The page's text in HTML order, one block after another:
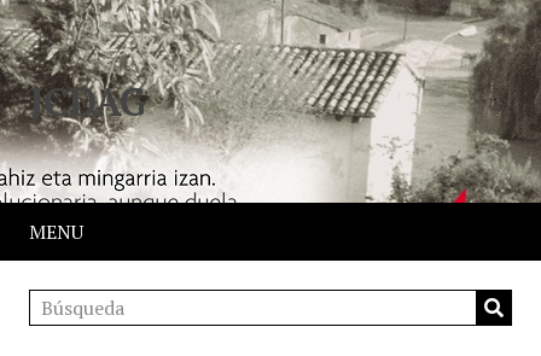
JCDAG
MENU